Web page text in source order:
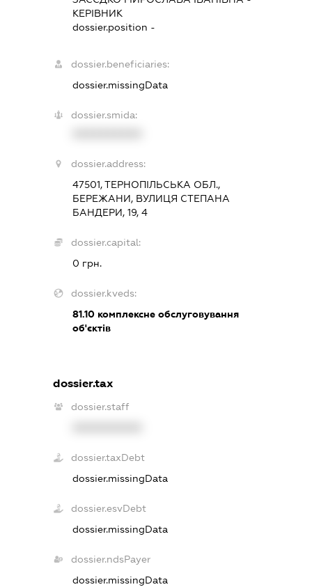
КЕРІВНИК
dossier.position -
dossier.beneficiaries:
dossier.missingData
dossier.smida:
dossier.address:
47501, ТЕРНОПІЛЬСЬКА ОБЛ.,
БЕРЕЖАНИ, ВУЛИЦЯ СТЕПАНА
БАНДЕРИ, 19, 4
dossier.capital:
0 грн.
dossier.kveds:
81.10 комплексне обслуговування
об'єктів
dossier.tax
dossier.staff
dossier.taxDebt
dossier.missingData
dossier.esvDebt
dossier.missingData
dossier.ndsPayer
dossier.missingData